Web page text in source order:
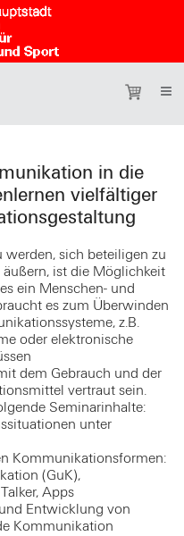
in die
vielfältiger
sich beteiligen zu
ist die Möglichkeit
ein Menschen- und
es zum Überwinden
z.B.
oder elektronische
dem Gebrauch und der
vertraut sein.
Seminarinhalte:
unter
Kommunikationsformen:
(GuK),
Apps
Entwicklung von
Kommunikation